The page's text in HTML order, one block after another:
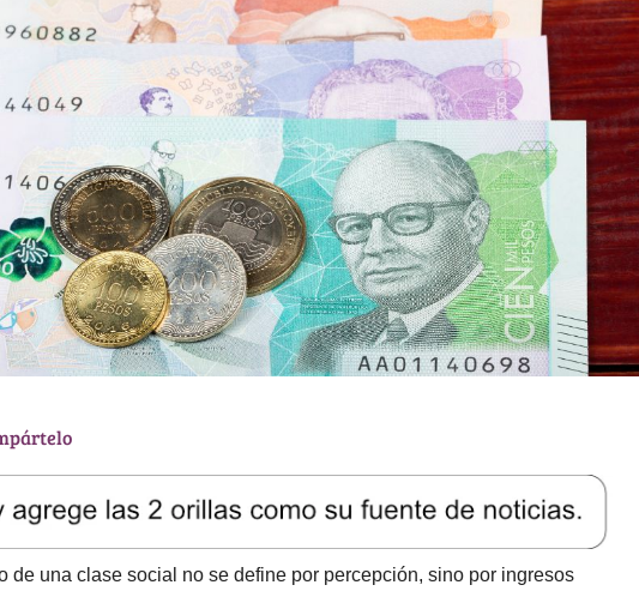
de una clase social no se define por percepción, sino por ingresos